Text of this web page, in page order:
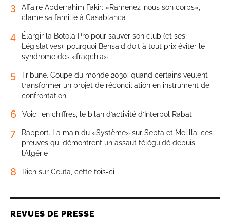
3
Affaire Abderrahim Fakir: «Ramenez-nous son corps»,
clame sa famille à Casablanca
4
Élargir la Botola Pro pour sauver son club (et ses
Législatives): pourquoi Bensaïd doit à tout prix éviter le
syndrome des «fraqchia»
5
Tribune. Coupe du monde 2030: quand certains veulent
transformer un projet de réconciliation en instrument de
confrontation
6 Voici, en chiffres, le bilan d’activité d’Interpol Rabat
7
Rapport. La main du «Système» sur Sebta et Melilla: ces
preuves qui démontrent un assaut téléguidé depuis
l’Algérie
8 Rien sur Ceuta, cette fois-ci
REVUES DE PRESSE